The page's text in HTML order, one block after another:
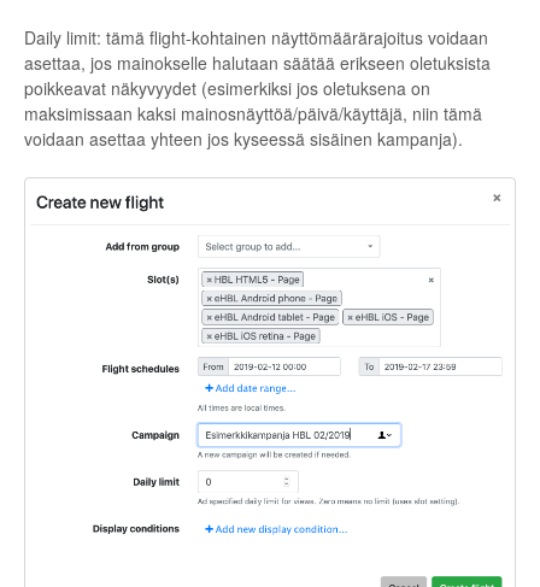
Daily limit: tämä flight-kohtainen näyttömäärärajoitus voidaan
asettaa, jos mainokselle halutaan säätää erikseen oletuksista
poikkeavat näkyvyydet (esimerkiksi jos oletuksena on
maksimissaan kaksi mainosnäyttöä/päivä/käyttäjä, niin tämä
voidaan asettaa yhteen jos kyseessä sisäinen kampanja).